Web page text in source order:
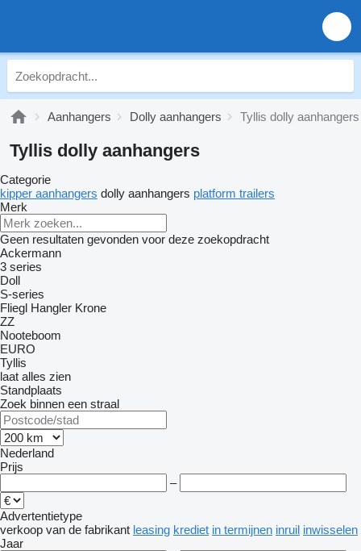
Aanhangers Dolly aanhangers Tyllis dolly aanhangers
Tyllis dolly aanhangers
Categorie
kipper aanhangers dolly aanhangers platform trailers
Merk
Geen resultaten gevonden voor deze zoekopdracht
Ackermann
3 series
Doll
S-series
Fliegl Hangler Krone
ZZ
Nooteboom
EURO
Tyllis
laat alles zien
Standplaats
Zoek binnen een straal
Nederland
Prijs
–
Advertentietype
verkoop van de fabrikant leasing krediet in termijnen inruil inwisselen
Jaar